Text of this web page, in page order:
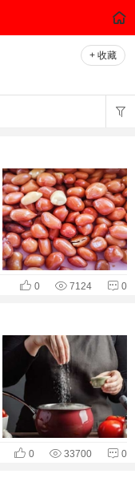
+ 收藏
0 7124 0
0 33700 0